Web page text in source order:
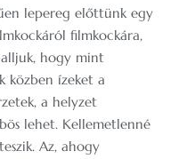
lepereg előttünk egy
filmkockára,
hogy mint
közben ízeket a
a helyzet
lehet. Kellemetlenné
Az, ahogy